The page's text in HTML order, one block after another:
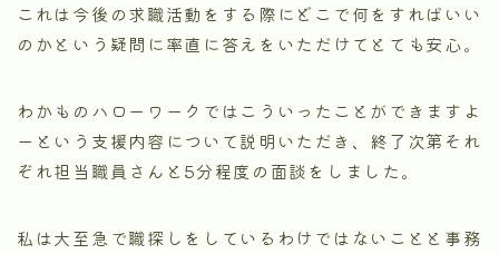
これは今後の求職活動をする際にどこで何をすればいい
のかという疑問に率直に答えをいただけてとても安心。
わかものハローワークではこういったことができますよ
ーという支援内容について説明いただき、終了次第それ
ぞれ担当職員さんと5分程度の面談をしました。
私は大至急で職探しをしているわけではないことと事務